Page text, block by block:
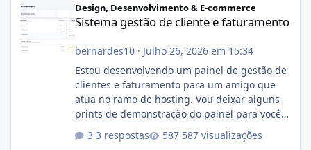
Design, Desenvolvimento & E-commerce
Sistema gestão de cliente e faturamento
bernardes10· Julho 26, 2026 em 15:34
Estou desenvolvendo um painel de gestão de
clientes e faturamento para um amigo que
atua no ramo de hosting. Vou deixar alguns
prints de demonstração do painel para vocês
com cerca de 80% concluído e conta com
3 respostas 587 visualizações